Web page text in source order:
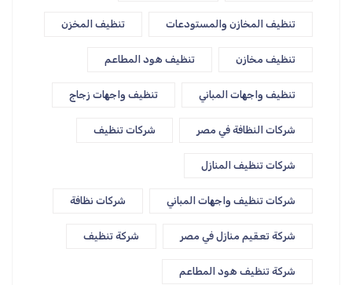
تنظيف المخازن والمستودعات تنظيف المخزن
تنظيف مخازن تنظيف هود المطاعم
تنظيف واجهات المباني تنظيف واجهات زجاج
شركات النظافة في مصر شركات تنظيف
شركات تنظيف المنازل
شركات تنظيف واجهات المباني شركات نظافة
شركة تعقيم منازل في مصر شركة تنظيف
شركة تنظيف هود المطاعم